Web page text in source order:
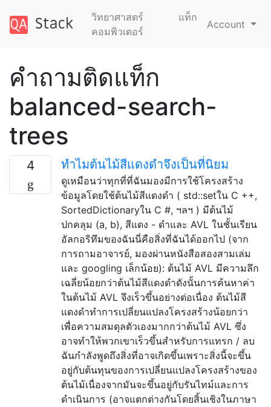
วิทยาศาสตร์
คอมพิวเตอร์
แท็ก
Account
คำถามติดแท็ก
balanced-search-
trees
4 ทำไมต้นไม้สีแดงดำจึงเป็นที่นิยม
ดูเหมือนว่าทุกที่ที่ฉันมองมีการใช้โครงสร้าง
ข้อมูลโดยใช้ต้นไม้สีแดงดำ ( std::setใน C ++,
SortedDictionaryใน C #, ฯลฯ ) มีต้นไม้
ปกคลุม (a, b), สีแดง - ดำและ AVL ในชั้นเรียน
อัลกอริทึมของฉันนี่คือสิ่งที่ฉันได้ออกไป (จาก
การถามอาจารย์, มองผ่านหนังสือสองสามเล่ม
และ googling เล็กน้อย): ต้นไม้ AVL มีความลึก
เฉลี่ยน้อยกว่าต้นไม้สีแดงดำดังนั้นการค้นหาค่า
ในต้นไม้ AVL จึงเร็วขึ้นอย่างต่อเนื่อง ต้นไม้สี
แดงดำทำการเปลี่ยนแปลงโครงสร้างน้อยกว่า
เพื่อความสมดุลตัวเองมากกว่าต้นไม้ AVL ซึ่ง
อาจทำให้พวกเขาเร็วขึ้นสำหรับการแทรก / ลบ
ฉันกำลังพูดถึงสิ่งที่อาจเกิดขึ้นเพราะสิ่งนี้จะขึ้น
อยู่กับต้นทุนของการเปลี่ยนแปลงโครงสร้างของ
ต้นไม้เนื่องจากมันจะขึ้นอยู่กับรันไทม์และการ
ดำเนินการ (อาจแตกต่างกันโดยสิ้นเชิงในภาษา